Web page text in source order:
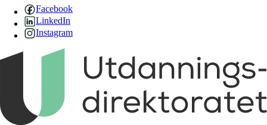
Facebook
LinkedIn
Instagram